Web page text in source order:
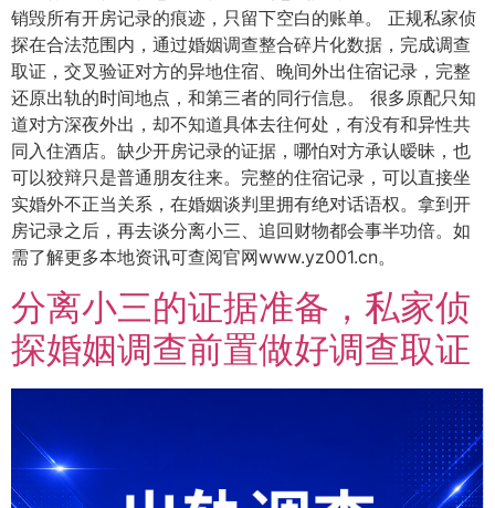
销毁所有开房记录的痕迹，只留下空白的账单。 正规私家侦
探在合法范围内，通过婚姻调查整合碎片化数据，完成调查
取证，交叉验证对方的异地住宿、晚间外出住宿记录，完整
还原出轨的时间地点，和第三者的同行信息。 很多原配只知
道对方深夜外出，却不知道具体去往何处，有没有和异性共
同入住酒店。缺少开房记录的证据，哪怕对方承认暧昧，也
可以狡辩只是普通朋友往来。完整的住宿记录，可以直接坐
实婚外不正当关系，在婚姻谈判里拥有绝对话语权。拿到开
房记录之后，再去谈分离小三、追回财物都会事半功倍。如
需了解更多本地资讯可查阅官网www.yz001.cn。
分离小三的证据准备，私家侦
探婚姻调查前置做好调查取证